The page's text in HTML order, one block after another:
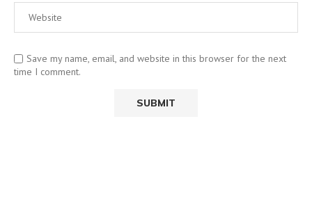
Save my name, email, and website in this browser for the next
time I comment.